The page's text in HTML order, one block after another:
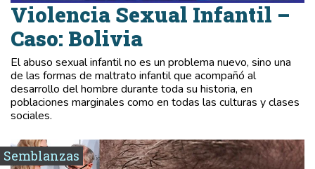
Violencia Sexual Infantil –
Caso: Bolivia
El abuso sexual infantil no es un problema nuevo, sino una
de las formas de maltrato infantil que acompañó al
desarrollo del hombre durante toda su historia, en
poblaciones marginales como en todas las culturas y clases
sociales.
Semblanzas